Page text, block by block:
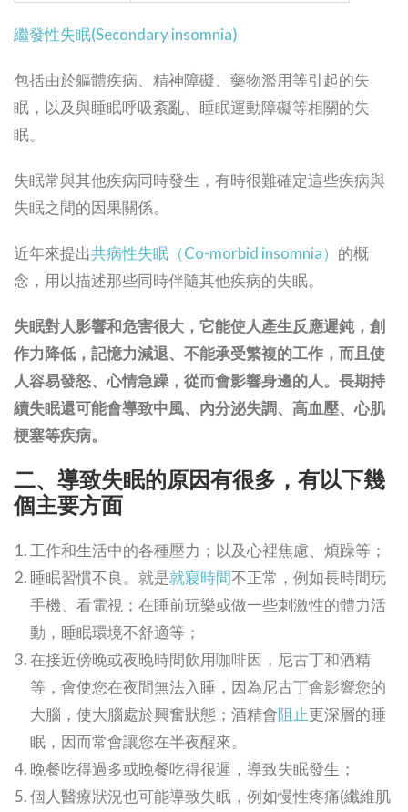
繼發性失眠(Secondary insomnia)
包括由於軀體疾病、精神障礙、藥物濫用等引起的失
眠，以及與睡眠呼吸紊亂、睡眠運動障礙等相關的失
眠。
失眠常與其他疾病同時發生，有時很難確定這些疾病與
失眠之間的因果關係。
近年來提出共病性失眠（Co-morbid insomnia） 的概
念，用以描述那些同時伴隨其他疾病的失眠。
失眠對人影響和危害很大，它能使人產生反應遲鈍，創
作力降低，記憶力減退、不能承受繁複的工作，而且使
人容易發怒、心情急躁，從而會影響身邊的人。長期持
續失眠還可能會導致中風、內分泌失調、高血壓、心肌
梗塞等疾病。
二、 導致失眠的原因有很多，有以下幾
個主要方面
工作和生活中的各種壓力；以及心裡焦慮、煩躁等；
睡眠習慣不良。就是就寢時間不正常，例如長時間玩
手機、看電視；在睡前玩樂或做一些刺激性的體力活
動，睡眠環境不舒適等；
在接近傍晚或夜晚時間飲用咖啡因，尼古丁和酒精
等，會使您在夜間無法入睡，因為尼古丁會影響您的
大腦，使大腦處於興奮狀態；酒精會阻止更深層的睡
眠，因而常會讓您在半夜醒來。
晚餐吃得過多或晚餐吃得很遲，導致失眠發生；
個人醫療狀況也可能導致失眠，例如慢性疼痛(纖維肌